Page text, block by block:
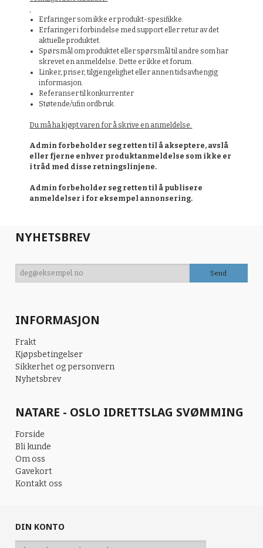
Erfaringer som ikke er produkt-spesifikke.
Erfaringer i forbindelse med support eller retur av det
aktuelle produktet.
Spørsmål om produktet eller spørsmål til andre som har
skrevet en anmeldelse. Dette er ikke et forum.
Linker, priser, tilgjengelighet eller annen tidsavhengig
informasjon.
Referanser til konkurrenter
Støtende/ufin ordbruk.
Du må ha kjøpt varen for å skrive en anmeldelse.
Admin forbeholder seg retten til å akseptere, avslå
eller fjerne enhver produktanmeldelse som ikke er
i tråd med disse retningslinjene.
Admin forbeholder seg retten til å publisere
anmeldelser i for eksempel annonsering.
NYHETSBREV
INFORMASJON
Frakt
Kjøpsbetingelser
Sikkerhet og personvern
Nyhetsbrev
NATARE - OSLO IDRETTSLAG SVØMMING
Forside
Bli kunde
Om oss
Gavekort
Kontakt oss
DIN KONTO